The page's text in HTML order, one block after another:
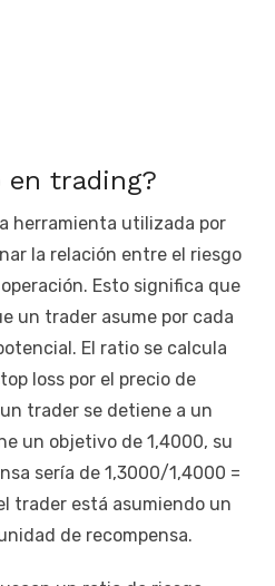
en trading?
herramienta utilizada por
la relación entre el riesgo
Esto significa que
un trader asume por cada
El ratio se calcula
loss por el precio de
trader se detiene a un
un objetivo de 1,4000, su
sería de 1,3000/1,4000 =
trader está asumiendo un
de recompensa.